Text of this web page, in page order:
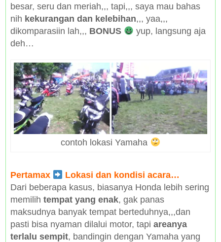
besar, seru dan meriah,,, tapi,,, saya mau bahas
nih kekurangan dan kelebihan,,, yaa,,,
dikomparasiin lah,,, BONUS
yup, langsung aja
deh…
contoh lokasi Yamaha
Pertamax
Lokasi dan kondisi acara…
Dari beberapa kasus, biasanya Honda lebih sering
memilih tempat yang enak, gak panas
maksudnya banyak tempat berteduhnya,,,dan
pasti bisa nyaman dilalui motor, tapi areanya
terlalu sempit, bandingin dengan Yamaha yang